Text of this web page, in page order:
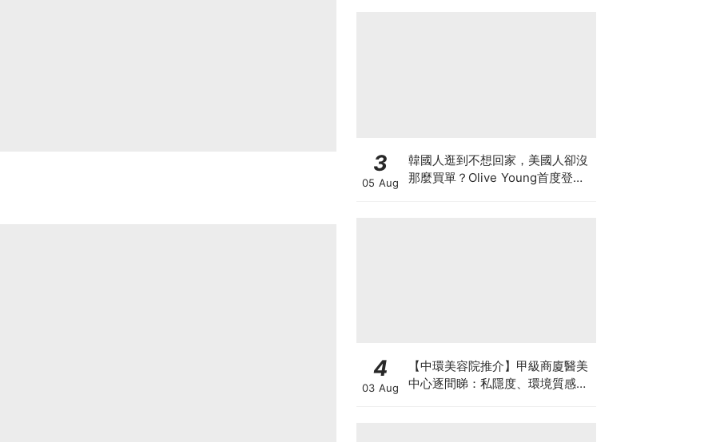
3
05 Aug
韓國人逛到不想回家，美國人卻沒
那麼買單？Olive Young首度登陸
4
03 Aug
【中環美容院推介】甲級商廈醫美
中心逐間睇：私隱度、環境質感、